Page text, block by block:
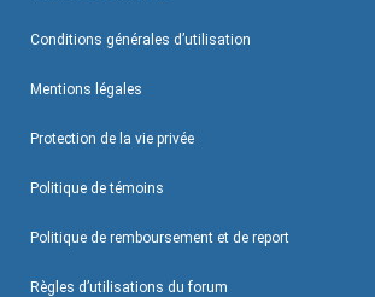
Conditions générales d’utilisation
Mentions légales
Protection de la vie privée
Politique de témoins
Politique de remboursement et de report
Règles d’utilisations du forum